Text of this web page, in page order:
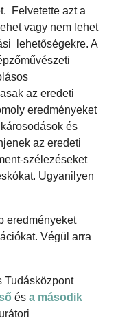
Felvetette azt a
vagy nem lehet
lehetőségekre. A
az eredeti
eredményeket
és
az eredeti
szélezéseket
Ugyanilyen
eredményeket
Végül arra
Tudásközpont
és a második